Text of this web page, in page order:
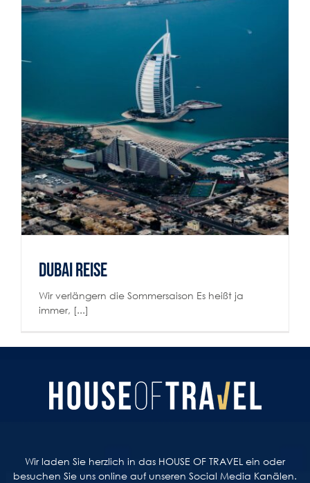
Dubai Reise
Reiselust
Dubai Reise
Wir verlängern die Sommersaison Es heißt ja
immer, [...]
Wir laden Sie herzlich in das HOUSE OF TRAVEL ein oder
besuchen Sie uns online auf unseren Social Media Kanälen.